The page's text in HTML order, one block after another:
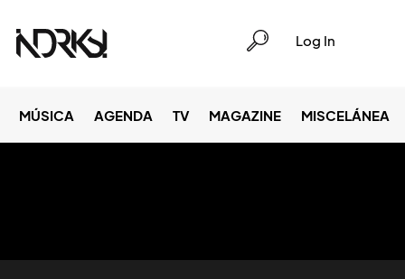
Log In
MÚSICA AGENDA TV MAGAZINE MISCELÁNEA